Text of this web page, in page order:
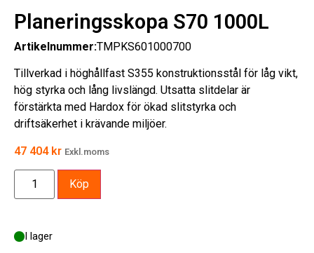
Planeringsskopa S70 1000L
Artikelnummer:TMPKS601000700
Tillverkad i höghållfast S355 konstruktionsstål för låg vikt,
hög styrka och lång livslängd. Utsatta slitdelar är
förstärkta med Hardox för ökad slitstyrka och
driftsäkerhet i krävande miljöer.
47 404 kr Exkl.moms
I lager
Köp